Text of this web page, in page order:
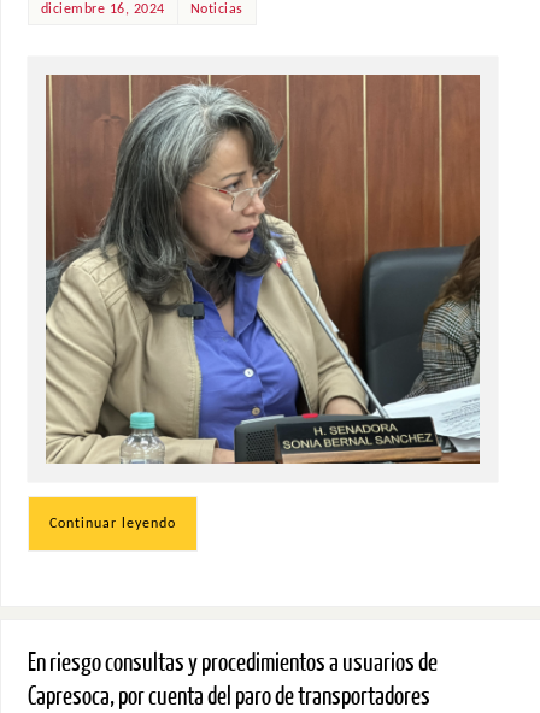
diciembre 16, 2024 Noticias
Continuar leyendo
En riesgo consultas y procedimientos a usuarios de
Capresoca, por cuenta del paro de transportadores